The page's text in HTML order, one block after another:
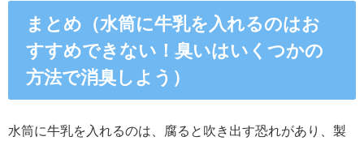
まとめ（水筒に牛乳を入れるのはお
すすめできない！臭いはいくつかの
方法で消臭しよう）
水筒に牛乳を入れるのは、腐ると吹き出す恐れがあり、製